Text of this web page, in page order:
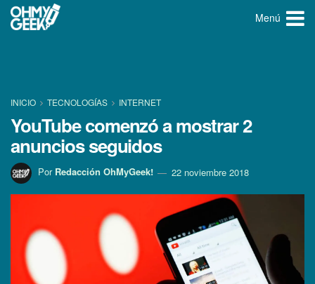
Menú
INICIO TECNOLOGÍ­AS INTERNET
YouTube comenzó a mostrar 2
anuncios seguidos
Por Redacción OhMyGeek! 22 noviembre 2018